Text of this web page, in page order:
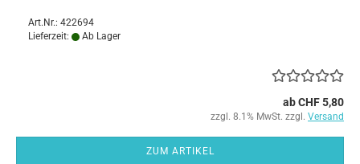
Art.Nr.: 422694
Lieferzeit:
Ab Lager
ab CHF 5,80
zzgl. 8.1% MwSt. zzgl. Versand
ZUM ARTIKEL